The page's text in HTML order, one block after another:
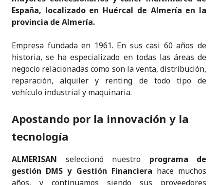
España, localizado en Huércal de Almería en la
provincia de Almería.
Empresa fundada en 1961. En sus casi 60 años de
historia, se ha especializado en todas las áreas de
negocio relacionadas como son la venta, distribución,
reparación, alquiler y renting de todo tipo de
vehículo industrial y maquinaria.
Apostando por la innovación y la
tecnología
ALMERISAN seleccionó nuestro programa de
gestión DMS y Gestión Financiera hace muchos
años, y continuamos siendo sus proveedores